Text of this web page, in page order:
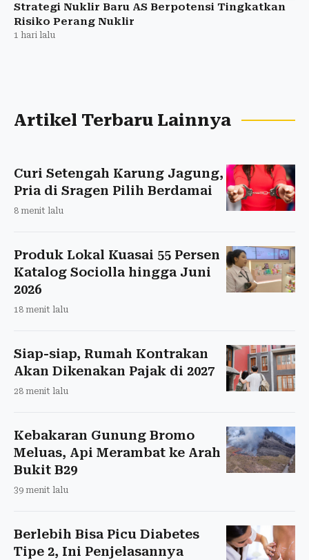
Strategi Nuklir Baru AS Berpotensi Tingkatkan
Risiko Perang Nuklir
1 hari lalu
Artikel Terbaru Lainnya
Curi Setengah Karung Jagung,
Pria di Sragen Pilih Berdamai
8 menit lalu
Produk Lokal Kuasai 55 Persen
Katalog Sociolla hingga Juni
2026
18 menit lalu
Siap-siap, Rumah Kontrakan
Akan Dikenakan Pajak di 2027
28 menit lalu
Kebakaran Gunung Bromo
Meluas, Api Merambat ke Arah
Bukit B29
39 menit lalu
Berlebih Bisa Picu Diabetes
Tipe 2, Ini Penjelasannya